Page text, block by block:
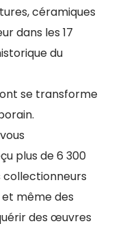
céramiques
dans les 17
du
se transforme
plus de 6 300
collectionneurs
même des
des œuvres